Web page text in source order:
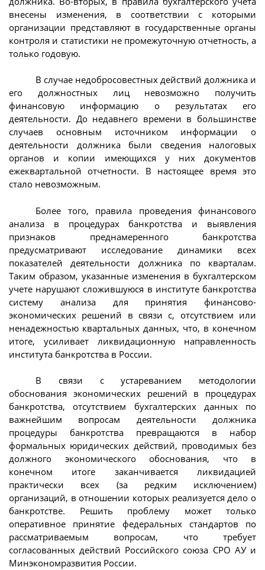
внесены изменения, в соответствии с которыми
организации представляют в государственные органы
контроля и статистики не промежуточную отчетность, а
только годовую.
В случае недобросовестных действий должника и
его должностных лиц невозможно получить
финансовую информацию о результатах его
деятельности. До недавнего времени в большинстве
случаев основным источником информации о
деятельности должника были сведения налоговых
органов и копии имеющихся у них документов
ежеквартальной отчетности. В настоящее время это
стало невозможным.
Более того, правила проведения финансового
анализа в процедурах банкротства и выявления
признаков преднамеренного банкротства
предусматривают исследование динамики всех
показателей деятельности должника по кварталам.
Таким образом, указанные изменения в бухгалтерском
учете нарушают сложившуюся в институте банкротства
систему анализа для принятия финансово-
экономических решений в связи с, отсутствием или
ненадежностью квартальных данных, что, в конечном
итоге, усиливает ликвидационную направленность
института банкротства в России.
В связи с устареванием методологии
обоснования экономических решений в процедурах
банкротства, отсутствием бухгалтерских данных по
важнейшим вопросам деятельности должника
процедуры банкротства превращаются в набор
формальных юридических действий, проводимых без
должного экономического обоснования, что в
конечном итоге заканчивается ликвидацией
практически всех (за редким исключением)
организаций, в отношении которых реализуется дело о
банкротстве. Решить проблему может только
оперативное принятие федеральных стандартов по
рассматриваемым вопросам, что требует
согласованных действий Российского союза СРО АУ и
Минэкономразвития России.